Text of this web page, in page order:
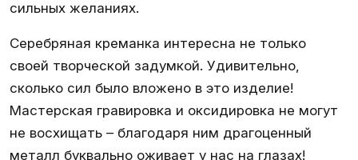
сильных желаниях.
Серебряная креманка интересна не только
своей творческой задумкой. Удивительно,
сколько сил было вложено в это изделие!
Мастерская гравировка и оксидировка не могут
не восхищать – благодаря ним драгоценный
металл буквально оживает у нас на глазах!